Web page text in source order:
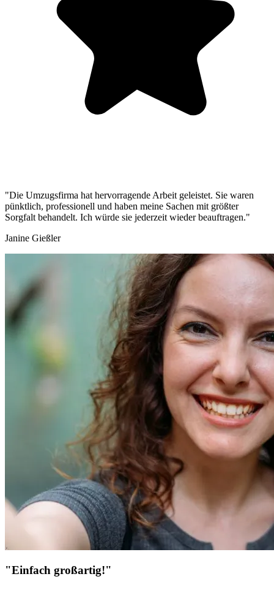
"Die Umzugsfirma hat hervorragende Arbeit geleistet. Sie waren
pünktlich, professionell und haben meine Sachen mit größter
Sorgfalt behandelt. Ich würde sie jederzeit wieder beauftragen."
Janine Gießler
"Einfach großartig!"